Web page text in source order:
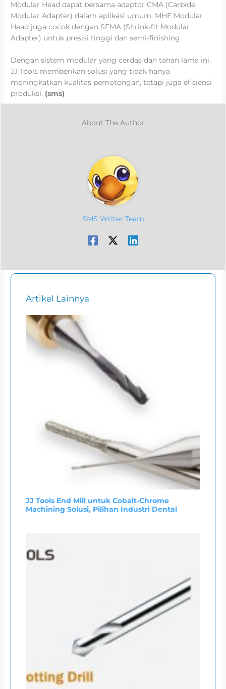
Modular Head dapat bersama adaptor CMA (Carbide
Modular Adapter) dalam aplikasi umum. MHE Modular
Head juga cocok dengan SFMA (Shrink-fit Modular
Adapter) untuk presisi tinggi dan semi-finishing.
Dengan sistem modular yang cerdas dan tahan lama ini,
JJ Tools memberikan solusi yang tidak hanya
meningkatkan kualitas pemotongan, tetapi juga efisiensi
produksi. (sms)
About The Author
SMS Writer Team
Artikel Lainnya
JJ Tools End Mill untuk Cobalt-Chrome
Machining Solusi, Pilihan Industri Dental